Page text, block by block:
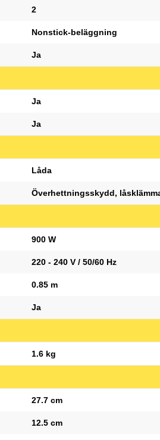
2
Nonstick-beläggning
Ja
Ja
Ja
Låda
Överhettningsskydd,
900 W
220 - 240 V / 50/60 Hz
0.85 m
Ja
1.6 kg
27.7 cm
12.5 cm